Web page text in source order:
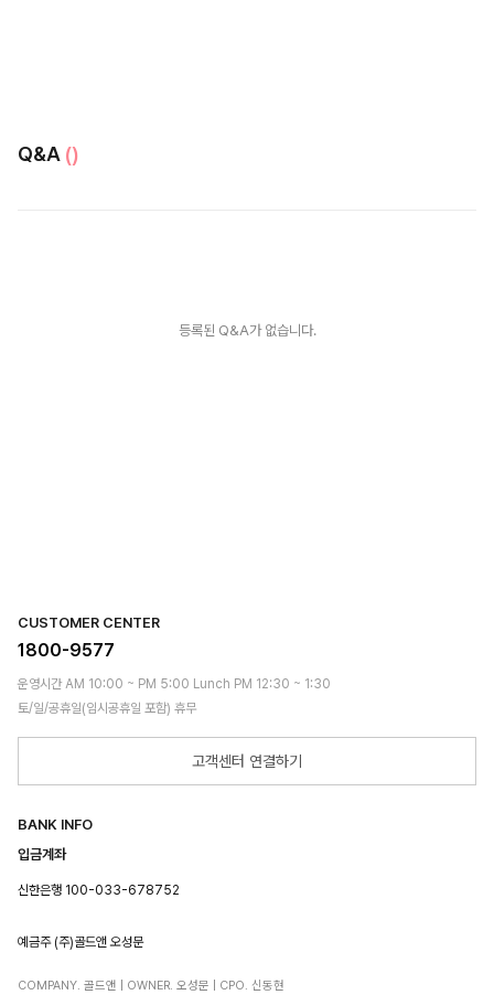
Q&A ()
등록된 Q&A가 없습니다.
CUSTOMER CENTER
1800-9577
운영시간 AM 10:00 ~ PM 5:00 Lunch PM 12:30 ~ 1:30
토/일/공휴일(임시공휴일 포함) 휴무
고객센터 연결하기
BANK INFO
입금계좌
신한은행 100-033-678752
예금주 (주)골드앤 오성문
COMPANY. 골드앤 | OWNER. 오성문 | CPO. 신동현